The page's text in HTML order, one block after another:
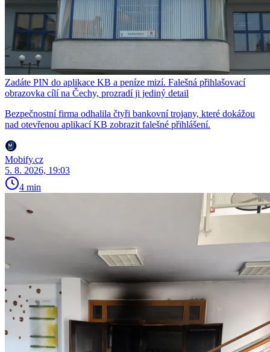
Zadáte PIN do aplikace KB a peníze mizí. Falešná přihlašovací
obrazovka cílí na Čechy, prozradí ji jediný detail
Bezpečnostní firma odhalila čtyři bankovní trojany, které dokážou
nad otevřenou aplikací KB zobrazit falešné přihlášení.
Mobify.cz
5. 8. 2026, 19:03
4 min